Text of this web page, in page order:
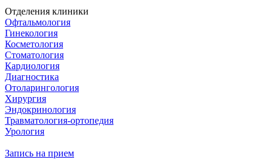
Отделения клиники
Офтальмология
Гинекология
Косметология
Стоматология
Кардиология
Диагностика
Отоларингология
Хирургия
Эндокринология
Травматология-ортопедия
Урология
Запись на прием